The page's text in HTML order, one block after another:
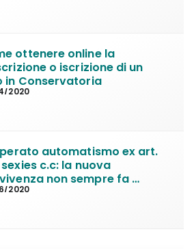
ottenere online la
o iscrizione di un
in Conservatoria
2020
automatismo ex art.
c.c: la nuova
non sempre fa
la casa familiare
2020